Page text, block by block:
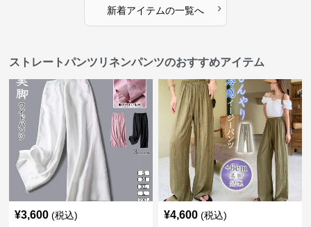
新着アイテムの一覧へ ›
ストレートパンツリネンパンツのおすすめアイテム
¥3,600 (税込) ¥4,600 (税込)